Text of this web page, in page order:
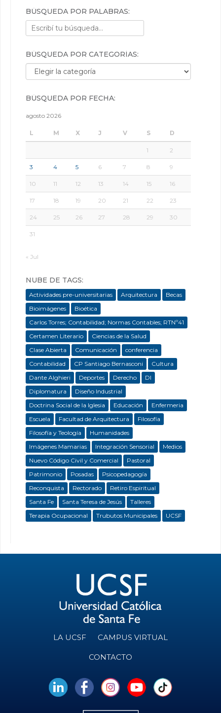
BÚSQUEDA POR PALABRAS:
BÚSQUEDA POR CATEGORÍAS:
Búsqueda por categorías:
BÚSQUEDA POR FECHA:
agosto 2026
L M X J V S D
1 2
3 4 5 6 7 8 9
10 11 12 13 14 15 16
17 18 19 20 21 22 23
24 25 26 27 28 29 30
31
« Jul
NUBE DE TAGS:
Actividades pre-universitarias Arquitectura
Becas
Bioimágenes
Bioética
Carlos Torres; Contabilidad; Normas Contables; RTNº41
Certamen Literario
Ciencias de la Salud
Clase Abierta
Comunicación
conferencia
Contabilidad
CP Santiago Bernasconi
Cultura
Dante Alghieri
Deportes Derecho
DI
Diplomatura
Diseño Industrial
Doctrina Social de la Iglesia
Educación
Enfermeria
Escuela
Facultad de Arquitectura
Filosofía
Filosofía y Teología
Humanidades
Imágenes Mamarias
Integración Sensorial
Medios
Nuevo Código Civil y Comercial
Pastoral
Patrimonio
Posadas
Psicopedagogía
Reconquista
Rectorado
Retiro Espiritual
Santa Fe
Santa Teresa de Jesús
Talleres
Terapia Ocupacional
Trubutos Municipales UCSF
LA UCSF CAMPUS VIRTUAL
CONTACTO